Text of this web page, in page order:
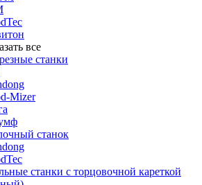
все
станки
Mizer
станок
станки с торцовочной кареткой